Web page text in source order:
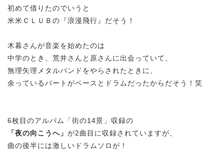
初めて借りたのでいうと
米米ＣＬ
ＵＢの『浪漫飛行』だそう！
木暮さんが音楽を始めたのは
中学のとき、荒井さんと原さんに出会っていて、
無理矢理メタルバンドをやらされたときに、
余っているパートがベースとドラムだったからだそう！笑
6枚目のアルバム「街の14景」収録の
「夜の向こうへ」 が2曲目に収録されていますが、
曲の後半には激しいドラムソロが！